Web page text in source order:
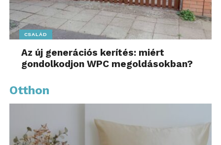
CSALÁD
Az új generációs kerítés: miért
gondolkodjon WPC megoldásokban?
Otthon